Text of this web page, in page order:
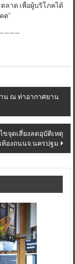
ลาด เพื่อผู้บริโภคได้
ต”
น ณ ท่าอากาศยาน
จุดเสี่ยงลดอุบัติเหตุ
องถนนจ.นครปฐม